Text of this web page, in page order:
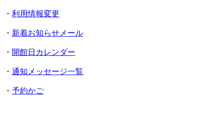
・ 利用情報変更
・ 新着お知らせメール
・ 開館日カレンダー
・ 通知メッセージ一覧
・ 予約かご